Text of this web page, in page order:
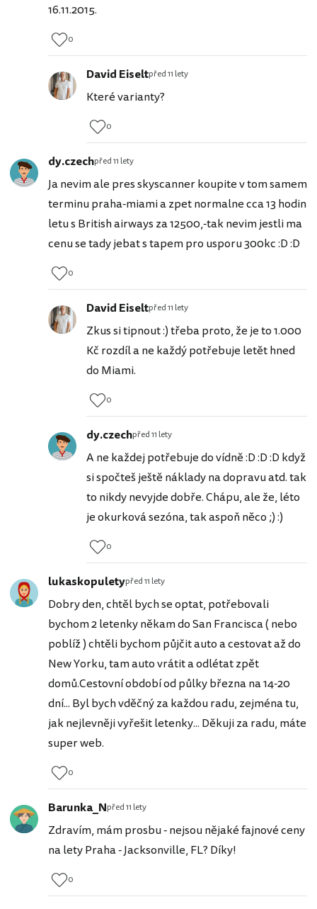
16.11.2015.
0
David Eiseltpřed 11 lety
Které varianty?
0
dy.czechpřed 11 lety
Ja nevim ale pres skyscanner koupite v tom samem
terminu praha-miami a zpet normalne cca 13 hodin
letu s British airways za 12500,-tak nevim jestli ma
cenu se tady jebat s tapem pro usporu 300kc :D :D
0
David Eiseltpřed 11 lety
Zkus si tipnout :) třeba proto, že je to 1.000
Kč rozdíl a ne každý potřebuje letět hned
do Miami.
0
dy.czechpřed 11 lety
A ne každej potřebuje do vídně :D :D :D když
si spočteš ještě náklady na dopravu atd. tak
to nikdy nevyjde dobře. Chápu, ale že, léto
je okurková sezóna, tak aspoň něco ;) :)
0
lukaskopuletypřed 11 lety
Dobry den, chtěl bych se optat, potřebovali
bychom 2 letenky někam do San Francisca ( nebo
poblíž ) chtěli bychom půjčit auto a cestovat až do
New Yorku, tam auto vrátit a odlétat zpět
domů.Cestovní období od půlky března na 14-20
dní... Byl bych vděčný za každou radu, zejména tu,
jak nejlevněji vyřešit letenky... Děkuji za radu, máte
super web.
0
Barunka_Npřed 11 lety
Zdravím, mám prosbu - nejsou nějaké fajnové ceny
na lety Praha - Jacksonville, FL? Díky!
0